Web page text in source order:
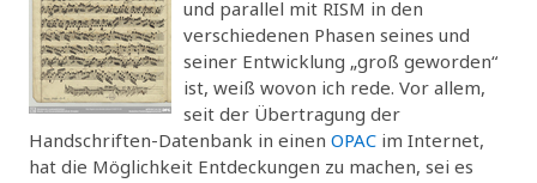
und parallel mit RISM in den
verschiedenen Phasen seines und
seiner Entwicklung „groß geworden“
ist, weiß wovon ich rede. Vor allem,
seit der Übertragung der
Handschriften-Datenbank in einen OPAC im Internet,
hat die Möglichkeit Entdeckungen zu machen, sei es